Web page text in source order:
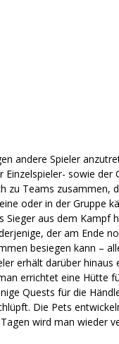
andere Spieler
sowie der
Teams zusammen,
oder in der Gruppe
aus dem
der am Ende
besiegen kann –
erhält darüber
errichtet eine Hütte
Quests für die
Die Pets
wird man wieder